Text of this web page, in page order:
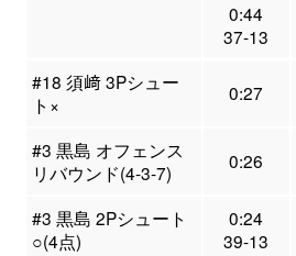
0:44
37-13
#18 須﨑 3Pシュー
ト×
0:27
#3 黒島 オフェンス
リバウンド(4-3-7)
0:26
#3 黒島 2Pシュート
○(4点)
0:24
39-13